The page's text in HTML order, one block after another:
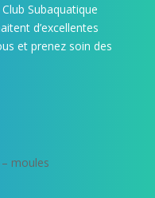
Subaquatique
d’excellentes
et prenez soin des
moules